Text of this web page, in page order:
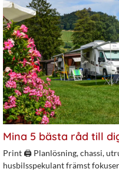
Mina 5 bästa råd till
Print 🖨 Planlösning, chassi,
husbilsspekulant främst